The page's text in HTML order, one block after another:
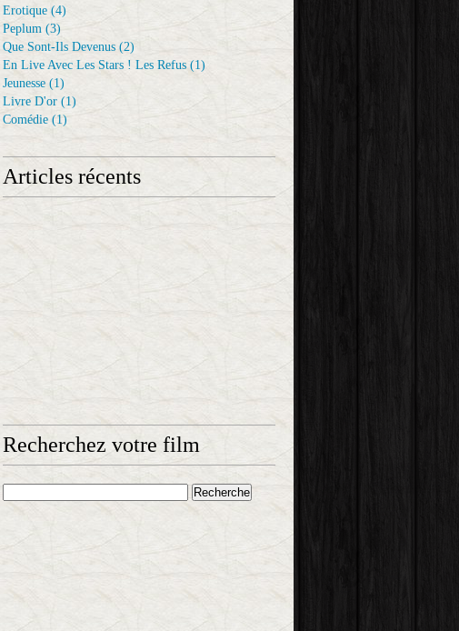
Erotique (4)
Peplum (3)
Que Sont-Ils Devenus (2)
En Live Avec Les Stars ! Les Refus (1)
Jeunesse (1)
Livre D'or (1)
Comédie (1)
Articles récents
Recherchez votre film